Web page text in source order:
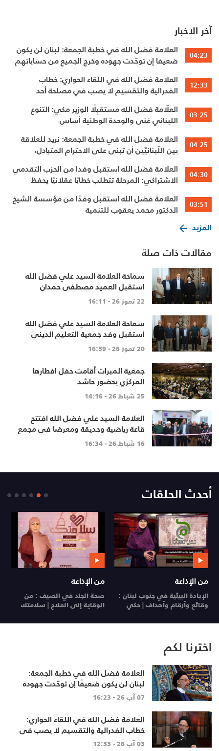
آخر الاخبار
04:23
العلامة فضل الله في خطبة الجمعة: لبنان لن يكون
ضعيفًا إن توحّدت جهوده وخرج الجميع من حساباتهم
12:33
العلامة فضل الله في اللقاء الحواري: خطاب
الفدرالية والتقسيم لا يصب في مصلحة أحد
03:25
العلّامة فضل الله مستقبِلًا الوزير مكي: التنوع
اللبناني غنى والوحدة الوطنية أساس
04:25
العلامة فضل الله في خطبة الجمعة: نريد للعلاقة
بين اللّبنانيّين أن تبنى على الاحترام المتبادل،
04:30
العلامة فضل الله استقبل وفدًا من الحزب التقدمي
الاشتراكي: المرحلة تتطلب خطابًا عقلانيًا يحفظ
03:51
العلامة فضل الله استقبل وفدًا من مؤسسة الشيخ
الدكتور محمد يعقوب للتنمية
المزيد
مقالات ذات صلة
سماحة العلامة السيد علي فضل الله
استقبل العميد مصطفى حمدان
22 تموز 26 - 16:11
سماحة العلامة السيد علي فضل الله
استقبل وفد جمعية التعليم الديني
20 تموز 26 - 16:59
جمعية المبرات أقامت حفل افطارها
المركزي بحضور حاشد
25 شباط 26 - 14:16
العلامة السيد علي فضل الله افتتح
قاعة رياضية وحديقة ومعرضا في مجمع
دوحة المبرات
16 شباط 26 - 16:34
أحدث الحلقات
من الإذاعة
الإبادة البيئية في جنوب لبنان :
وقائع وأرقام وأهداف | حكي
مسؤول
من الإذاعة
صحة الجلد في الصيف : من
الوقاية إلى العلاج | سلامتك
اخترنا لكم
العلامة فضل الله في خطبة الجمعة:
لبنان لن يكون ضعيفًا إن توحّدت جهوده
وخرج الجميع من حساباتهم الخاصّة
07 آب 26 - 16:23
العلامة فضل الله في اللقاء الحواري:
خطاب الفدرالية والتقسيم لا يصب في
مصلحة أحد
03 آب 26 - 12:33